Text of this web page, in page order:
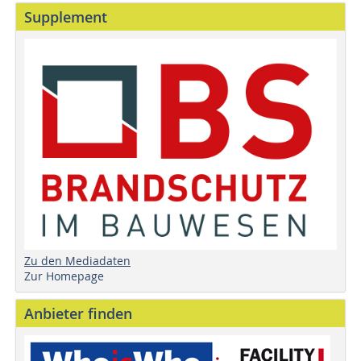
Supplement
Zu den Mediadaten
Zur Homepage
Anbieter finden